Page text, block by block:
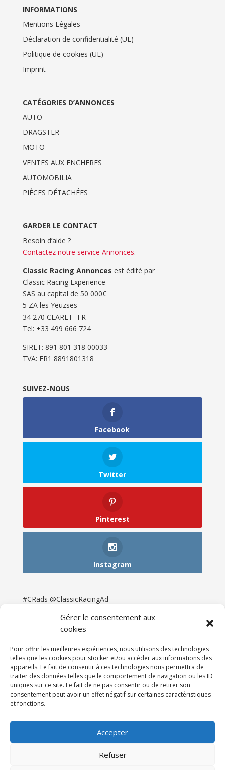
Gérer le consentement aux
cookies
Pour offrir les meilleures expériences, nous utilisons des technologies
telles que les cookies pour stocker et/ou accéder aux informations des
appareils. Le fait de consentir à ces technologies nous permettra de
traiter des données telles que le comportement de navigation ou les ID
uniques sur ce site. Le fait de ne pas consentir ou de retirer son
consentement peut avoir un effet négatif sur certaines caractéristiques
et fonctions.
Accepter
Refuser
INFORMATIONS
Mentions Légales
Déclaration de confidentialité (UE)
Politique de cookies (UE)
Imprint
CATÉGORIES D’ANNONCES
AUTO
DRAGSTER
MOTO
VENTES AUX ENCHERES
AUTOMOBILIA
PIÈCES DÉTACHÉES
GARDER LE CONTACT
Besoin d’aide ?
Contactez notre service Annonces.
Classic Racing Annonces est édité par
Classic Racing Experience
SAS au capital de 50 000€
5 ZA les Yeuzses
34 270 CLARET -FR-
Tel: ‭+33 499 666 724‬
SIRET: 891 801 318 00033
TVA: FR1 8891801318
SUIVEZ-NOUS
Facebook
Twitter
Pinterest
Instagram
#CRads @ClassicRacingAd
Newsletter & Presse
Partenaires
Tarifs
Espace Client